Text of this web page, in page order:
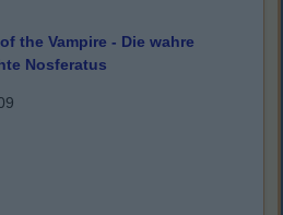
the Vampire - Die wahre
Nosferatus